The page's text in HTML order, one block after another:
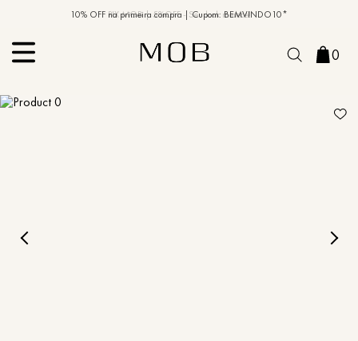
PIX MOB | 5%OFF - Seu look merece!
10% OFF na primeira compra | Cupom: BEMVINDO10*
0